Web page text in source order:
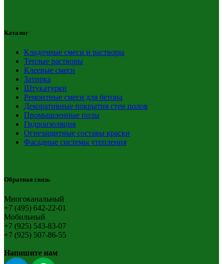
Каталог
Кладочные смеси и растворы
Теплые растворы
Клеевые смеси
Затирка
Штукатурки
Ремонтные смеси для бетона
Декоративные покрытия стен полов
Промышленные полы
Гидроизоляция
Огнезащитные составы краски
Фасадные системы утепления
Обратная связь
Многоканальный
+7 (495) 642-22-01
Мобильный
+7 (925) 543-83-07
+7 (925) 507-86-55
Напишите нам